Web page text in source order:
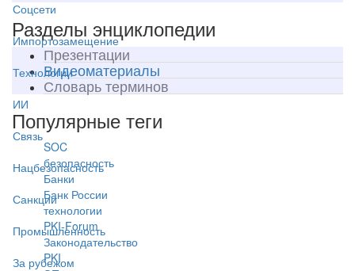
Соцсети
Импортозамещение
Технологии
ИИ
Связь
Нацбезопасность
Санкции
Промышленность
За рубежом
Разделы энциклопедии
Презентации
Видеоматериалы
Словарь терминов
Популярные теги
SOC
безопасность
Банки
Банк России
технологии
PKI-Forum
Законодательство
PKI